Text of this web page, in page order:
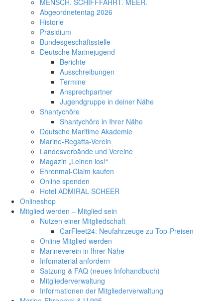
Abgeordnetentag 2026
Historie
Präsidium
Bundesgeschäftsstelle
Deutsche Marinejugend
Berichte
Ausschreibungen
Termine
Ansprechpartner
Jugendgruppe in deiner Nähe
Shantychöre
Shantychöre in Ihrer Nähe
Deutsche Maritime Akademie
Marine-Regatta-Verein
Landesverbände und Vereine
Magazin „Leinen los!“
Ehrenmal-Claim kaufen
Online spenden
Hotel ADMIRAL SCHEER
Onlineshop
Mitglied werden – Mitglied sein
Nutzen einer Mitgliedschaft
CarFleet24: Neufahrzeuge zu Top-Preisen
Online Mitglied werden
Marineverein in Ihrer Nähe
Infomaterial anfordern
Satzung & FAQ (neues Infohandbuch)
Mitgliederverwaltung
Informationen der Mitgliederverwaltung